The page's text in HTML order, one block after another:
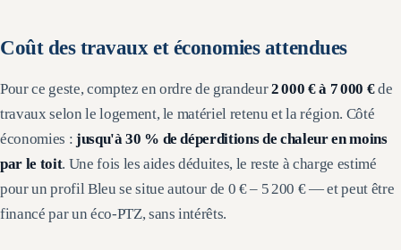
Coût des travaux et économies attendues
Pour ce geste, comptez en ordre de grandeur2 000 €à 7 000 €de
travaux selon le logement, le matériel retenu et la région. Côté
économies : jusqu'à 30 % de déperditions de chaleur en moins
par le toit. Une fois les aides déduites, le reste à charge estimé
pour un profil Bleu se situe autour de 0 € – 5 200 €— et peut être
financé par un éco-PTZ, sans intérêts.